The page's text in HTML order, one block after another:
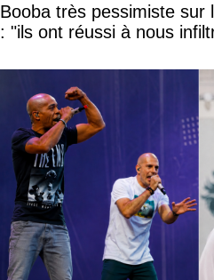
Booba très pessimiste sur
: "ils ont réussi à nous